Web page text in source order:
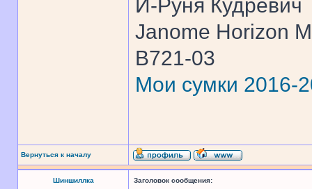
И-Руня Кудревич
Janome Horizon
B721-03
Мои сумки 2016-
Вернуться к началу
Шиншиллка Заголовок сообщения: